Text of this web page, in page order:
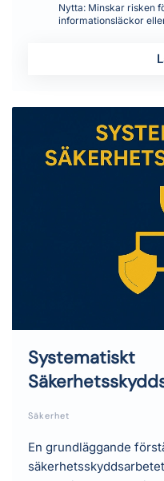
Nytta:Minskar risken
informationsläckor
Systematiskt
Säkerhet
En grundläggande